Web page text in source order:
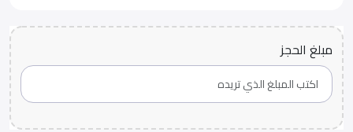
مبلغ الحجز